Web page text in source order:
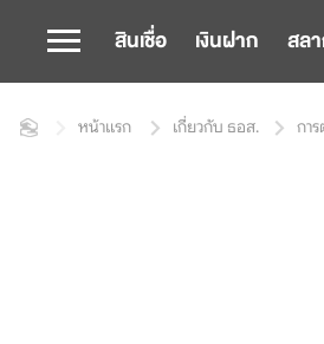
สินเชื่อ เงินฝาก สล
หน้าแรก เกี่ยวกับ ธอส. กา